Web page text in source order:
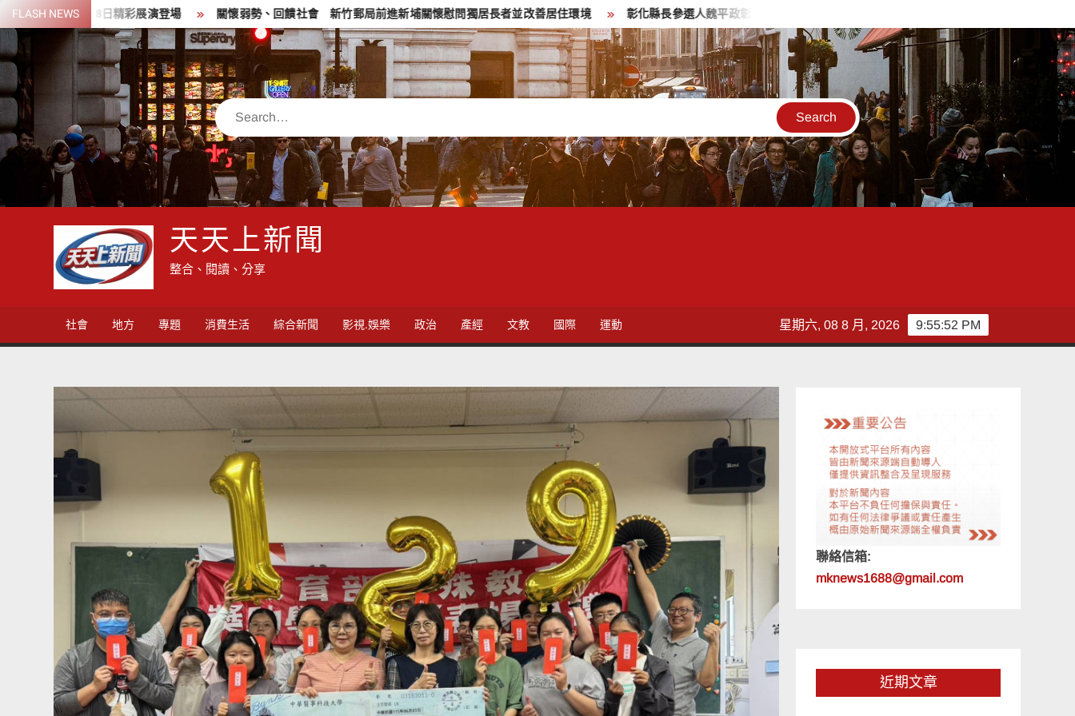
Skip
to
content
FLASH NEWS
月8日精彩展演登場 關懷弱勢、回饋社會 新竹郵局前進新埔關懷慰問獨居長者並改善居住環境 彰化縣長參選人魏平政彰化造勢 喊福利超越六都承接王惠美施政再升級
Search
天天上新聞
整合、閱讀、分享
社會 地方 專題 消費生活 綜合新聞 影視.娛樂 政治 產經 文教 國際 運動 9:55:53 PM
星期六, 08 8 月, 2026
聯絡信箱:
mknews1688@gmail.com
近期文章